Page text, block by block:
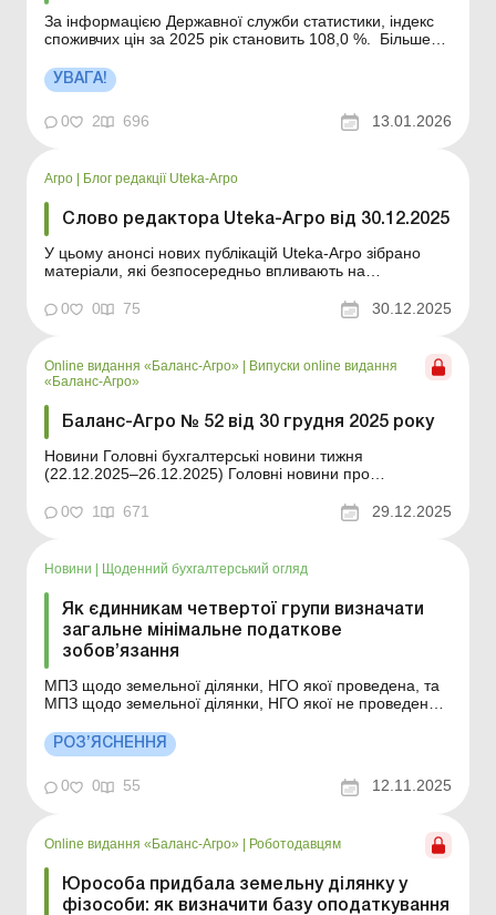
За інформацією Державної служби статистики, індекс
споживчих цін за 2025 рік становить 108,0 %. Більше
застосовувати? Витяг про НГО землі можна отримати в
електронній формі Чи потрібно індексувати орендну
УВАГА!
0 2 696 13.01.2026
Агро | Блог редакції Uteka-Агро
Слово редактора Uteka-Агро від 30.12.2025
У цьому анонсі нових публікацій Uteka-Агро зібрано
матеріали, які безпосередньо впливають на
компенсації воєнних втрат і податкових наслідків до
методології агрообліку та організації документообігу.
0 0 75 30.12.2025
Online видання «Баланс-Агро»
Випуски online видання
«Баланс-Агро»
Баланс-Агро № 52 від 30 грудня 2025 року
Новини Головні бухгалтерські новини тижня
(22.12.2025–26.12.2025) Головні новини про
щодня Зміст номеру Правова допомога
Читати Компенсація бізнесу за знищене чи
Практик...
0 1 671 29.12.2025
Новини Щоденний бухгалтерський огляд
Як єдинникам четвертої групи визначати
загальне мінімальне податкове
зобов’язання
МПЗ щодо земельної ділянки, НГО якої проведена, та
МПЗ щодо земельної ділянки, НГО якої не проведена,
ПКУ. Особливості визначення загального МПЗ платників
єдиного податку встановлено ст. 2971 ПКУ. Детальніше
див. нижче. Більше за темою: Чи можна зменши...
РОЗ’ЯСНЕННЯ
0 0 55 12.11.2025
Online видання «Баланс-Агро» | Роботодавцям
Юрособа придбала земельну ділянку у
фізособи: як визначити базу оподаткування